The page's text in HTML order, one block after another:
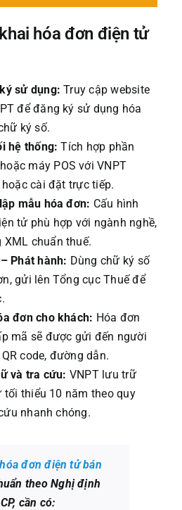
hóa đơn điện tử
sử dụng: Truy cập website
để đăng ký sử dụng hóa
ký số.
hệ thống: Tích hợp phần
máy POS với VNPT
hoặc cài đặt trực tiếp.
mẫu hóa đơn: Cấu hình
tử phù hợp với ngành nghề,
chuẩn thuế.
Phát hành: Dùng chữ ký số
gửi lên Tổng cục Thuế để
đơn cho khách: Hóa đơn
mã sẽ được gửi đến người
code, đường dẫn.
và tra cứu: VNPT lưu trữ
tối thiểu 10 năm theo quy
nhanh chóng.
hóa đơn điện tử bán
theo Nghị định
cần có: